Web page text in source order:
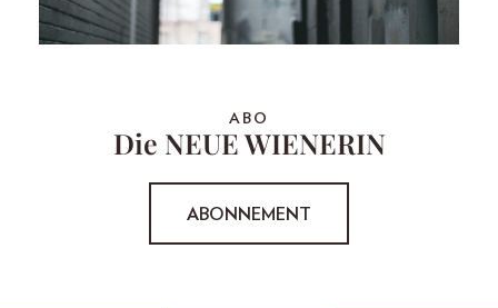
ABO
Die NEUE WIENERIN
ABONNEMENT